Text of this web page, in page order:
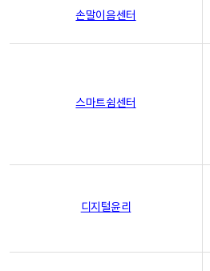
손말이음센터
스마트쉼센터
디지털윤리